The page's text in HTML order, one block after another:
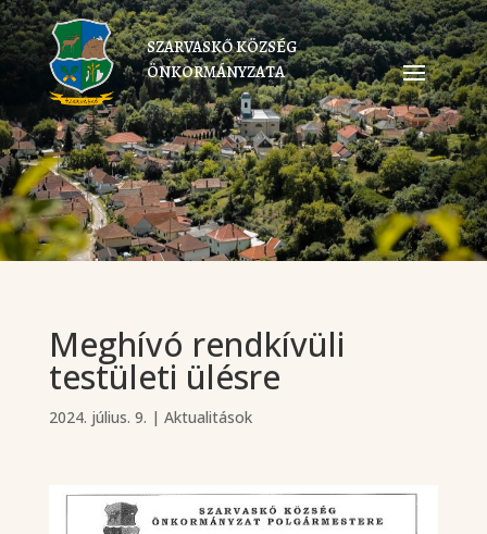
SZARVASKŐ KÖZSÉG
ÖNKORMÁNYZATA
Meghívó rendkívüli
testületi ülésre
2024. július. 9. | Aktualitások